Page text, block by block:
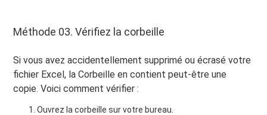
Méthode 03. Vérifiez la corbeille
Si vous avez accidentellement supprimé ou écrasé votre
fichier Excel, la Corbeille en contient peut-être une
copie. Voici comment vérifier :
Ouvrez la corbeille sur votre bureau.